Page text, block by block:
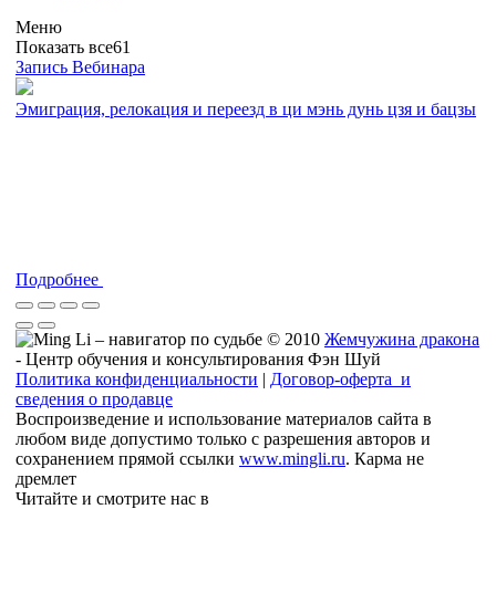
Меню
Показать все61
Запись Вебинара
Эмиграция, релокация и переезд в ци мэнь дунь цзя и бацзы
Подробнее
© 2010 Жемчужина дракона
- Центр обучения и консультирования Фэн Шуй
Политика конфиденциальности | Договор-оферта и
сведения о продавце
Воспроизведение и использование материалов сайта в
любом виде допустимо только с разрешения авторов и
сохранением прямой ссылки www.mingli.ru. Карма не
дремлет
Читайте и смотрите нас в